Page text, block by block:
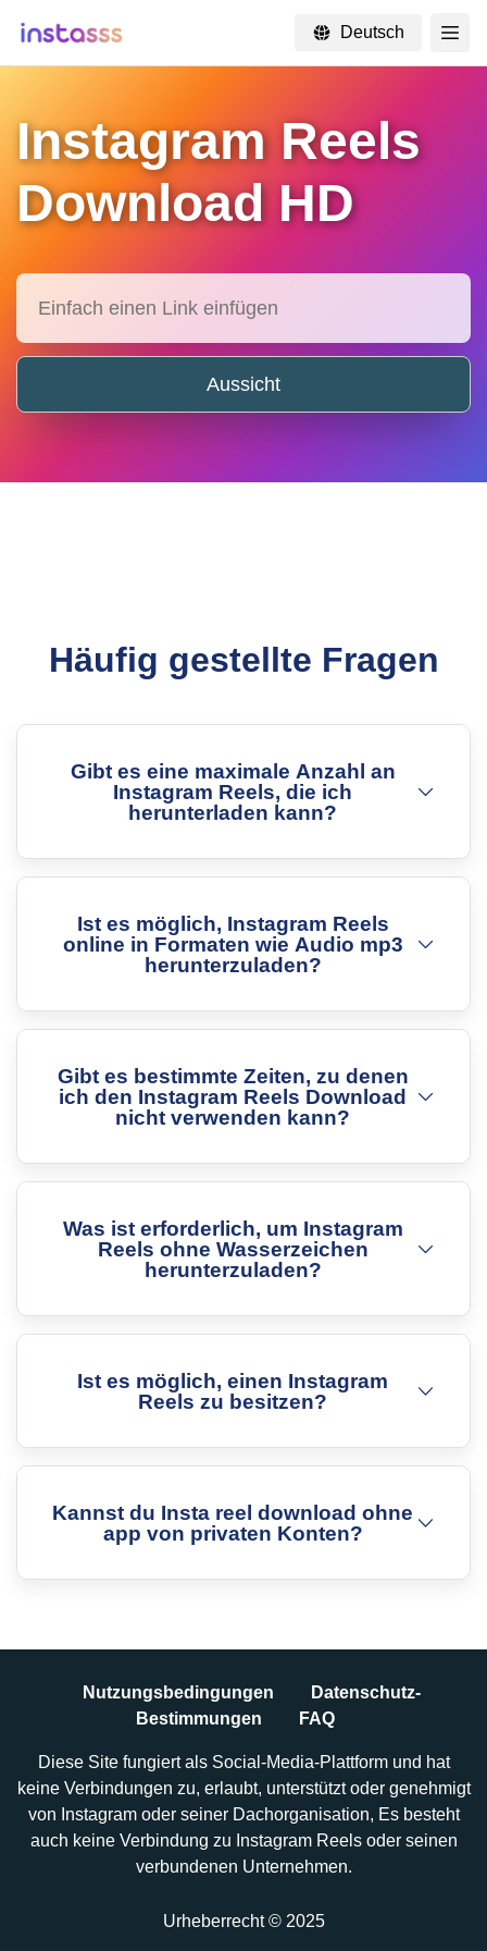
Deutsch
Instagram Reels
Download HD
Aussicht
Häufig gestellte Fragen
Gibt es eine maximale Anzahl an
Instagram Reels, die ich
herunterladen kann?
Ist es möglich, Instagram Reels
online in Formaten wie Audio mp3
herunterzuladen?
Gibt es bestimmte Zeiten, zu denen
ich den Instagram Reels Download
nicht verwenden kann?
Was ist erforderlich, um Instagram
Reels ohne Wasserzeichen
herunterzuladen?
Ist es möglich, einen Instagram
Reels zu besitzen?
Kannst du Insta reel download ohne
app von privaten Konten?
×
Nutzungsbedingungen
Datenschutz-
Bestimmungen
FAQ
Diese Site fungiert als Social-Media-Plattform und hat
keine Verbindungen zu, erlaubt, unterstützt oder genehmigt
von Instagram oder seiner Dachorganisation, Es besteht
auch keine Verbindung zu Instagram Reels oder seinen
verbundenen Unternehmen.
Urheberrecht © 2025